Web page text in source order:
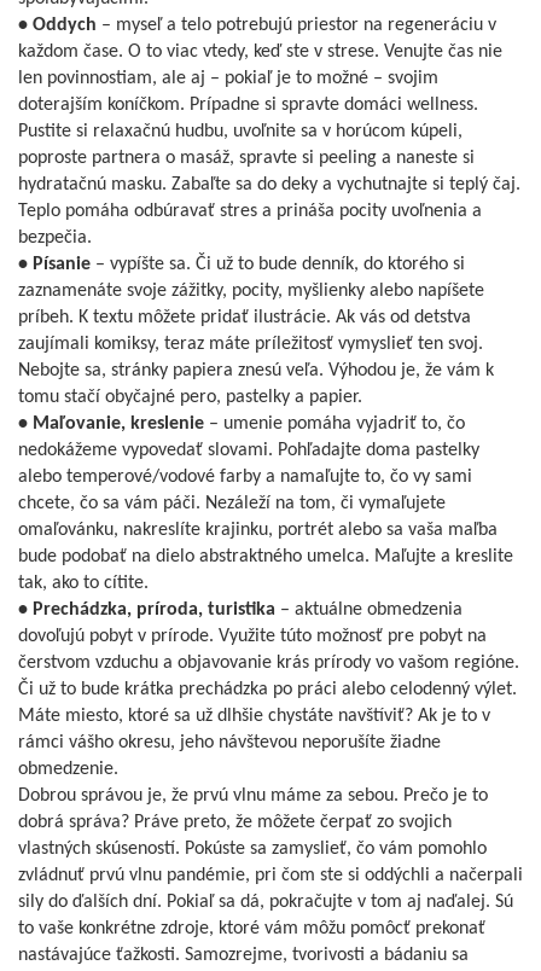
• Oddych – myseľ a telo potrebujú priestor na regeneráciu v
každom čase. O to viac vtedy, keď ste v strese. Venujte čas nie
len povinnostiam, ale aj – pokiaľ je to možné – svojim
doterajším koníčkom. Prípadne si spravte domáci wellness.
Pustite si relaxačnú hudbu, uvoľnite sa v horúcom kúpeli,
poproste partnera o masáž, spravte si peeling a naneste si
hydratačnú masku. Zabaľte sa do deky a vychutnajte si teplý čaj.
Teplo pomáha odbúravať stres a prináša pocity uvoľnenia a
bezpečia.
• Písanie – vypíšte sa. Či už to bude denník, do ktorého si
zaznamenáte svoje zážitky, pocity, myšlienky alebo napíšete
príbeh. K textu môžete pridať ilustrácie. Ak vás od detstva
zaujímali komiksy, teraz máte príležitosť vymyslieť ten svoj.
Nebojte sa, stránky papiera znesú veľa. Výhodou je, že vám k
tomu stačí obyčajné pero, pastelky a papier.
• Maľovanie, kreslenie – umenie pomáha vyjadriť to, čo
nedokážeme vypovedať slovami. Pohľadajte doma pastelky
alebo temperové/vodové farby a namaľujte to, čo vy sami
chcete, čo sa vám páči. Nezáleží na tom, či vymaľujete
omaľovánku, nakreslíte krajinku, portrét alebo sa vaša maľba
bude podobať na dielo abstraktného umelca. Maľujte a kreslite
tak, ako to cítite.
• Prechádzka, príroda, turistika – aktuálne obmedzenia
dovoľujú pobyt v prírode. Využite túto možnosť pre pobyt na
čerstvom vzduchu a objavovanie krás prírody vo vašom regióne.
Či už to bude krátka prechádzka po práci alebo celodenný výlet.
Máte miesto, ktoré sa už dlhšie chystáte navštíviť? Ak je to v
rámci vášho okresu, jeho návštevou neporušíte žiadne
obmedzenie.
Dobrou správou je, že prvú vlnu máme za sebou. Prečo je to
dobrá správa? Práve preto, že môžete čerpať zo svojich
vlastných skúseností. Pokúste sa zamyslieť, čo vám pomohlo
zvládnuť prvú vlnu pandémie, pri čom ste si oddýchli a načerpali
sily do ďalších dní. Pokiaľ sa dá, pokračujte v tom aj naďalej. Sú
to vaše konkrétne zdroje, ktoré vám môžu pomôcť prekonať
nastávajúce ťažkosti. Samozrejme, tvorivosti a bádaniu sa